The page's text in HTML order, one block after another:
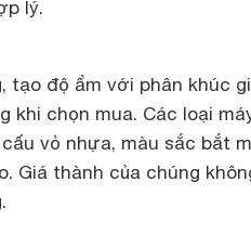
lý.
tạo độ ẩm với phân khúc
khi chọn mua. Các loại
vỏ nhựa, màu sắc bắt
Giá thành của chúng